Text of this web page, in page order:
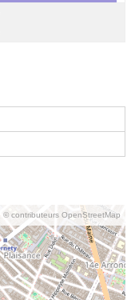
© contributeurs OpenStreetMap